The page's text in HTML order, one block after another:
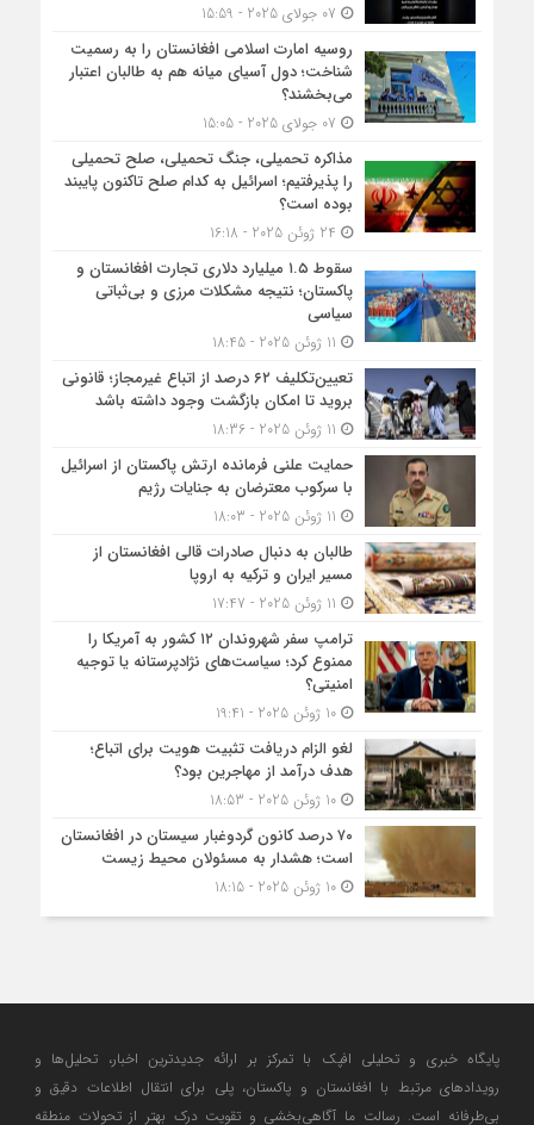
روسیه امارت اسلامی افغانستان را به رسمیت
شناخت؛ دول آسیای میانه هم به طالبان اعتبار
می‎‌بخشند؟
مذاکره تحمیلی، جنگ تحمیلی، صلح تحمیلی
را پذیرفتیم؛ اسرائیل به کدام صلح تاکنون پایبند
بوده است؟
سقوط ۱.۵ میلیارد دلاری تجارت افغانستان و
پاکستان؛ نتیجه مشکلات مرزی و بی‌ثباتی
سیاسی
تعیین‌تکلیف ۶۲ درصد از اتباع غیرمجاز؛ قانونی
بروید تا امکان بازگشت وجود داشته باشد
حمایت علنی فرمانده ارتش پاکستان از اسرائیل
با سرکوب معترضان به جنایات رژیم
طالبان به دنبال صادرات قالی افغانستان از
مسیر ایران و ترکیه به اروپا
ترامپ سفر شهروندان ۱۲ کشور به آمریکا را
ممنوع کرد؛ سیاست‌های نژادپرستانه یا توجیه
امنیتی؟
10 ژوئن 2025 - 19:41
لغو الزام دریافت تثبیت هویت برای اتباع؛
هدف درآمد از مهاجرین بود؟
10 ژوئن 2025 - 18:53
۷۰ درصد کانون گردوغبار سیستان در افغانستان
است؛ هشدار به مسئولان محیط زیست
10 ژوئن 2025 - 18:15
پایگاه خبری و تحلیلی افپک با تمرکز بر ارائه جدیدترین اخبار، تحلیل‌ها و
رویدادهای مرتبط با افغانستان و پاکستان، پلی برای انتقال اطلاعات دقیق و
بی‌طرفانه است. رسالت ما آگاهی‌بخشی و تقویت درک بهتر از تحولات منطقه